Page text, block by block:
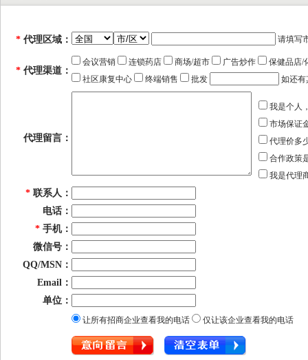
* 代理区域： 请填写
* 代理渠道：
会议营销 连锁药店 商场/超市 广告炒作
保健品店/
社区康复中心
终端销售 批发 如还有
代理留言：
我是个人
市场保证
代理价多
合作政策
我是代理
* 联系人：
电话：
* 手机：
微信号：
QQ/MSN：
Email：
单位：
让所有招商企业查看我的电话 仅让该企业查看我的电话